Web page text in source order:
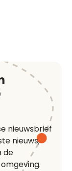
nieuwsbrief
nieuws,
de